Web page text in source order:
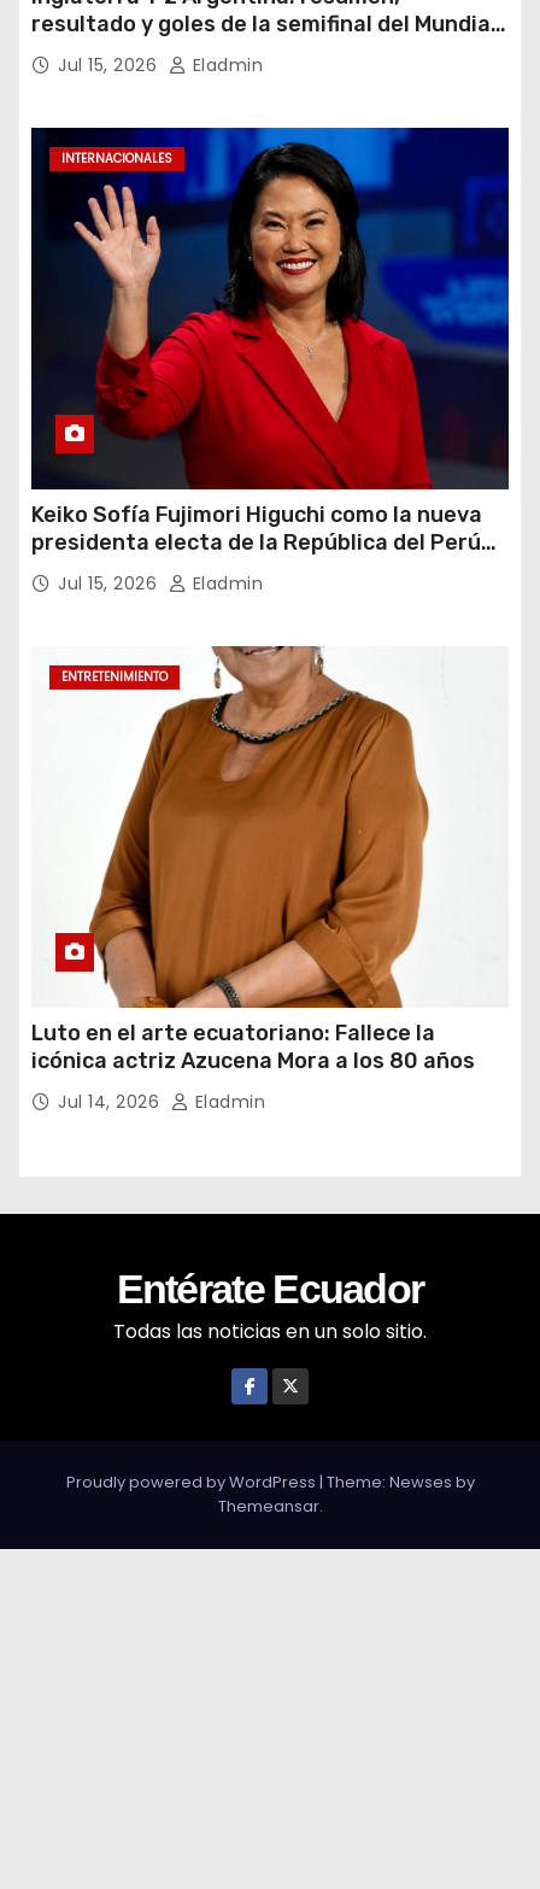
resultado y goles de la semifinal del Mundial
2026Jul 15, 2026 Eladmin
INTERNACIONALES
Keiko Sofía Fujimori Higuchi como la nueva
presidenta electa de la República del Perú
para el periodo constitucional 2026-2031
Jul 15, 2026 Eladmin
ENTRETENIMIENTO
Luto en el arte ecuatoriano: Fallece la
icónica actriz Azucena Mora a los 80 años
Jul 14, 2026 Eladmin
Entérate Ecuador
Todas las noticias en un solo sitio.
Proudly powered by WordPress | Theme: Newses by
Themeansar.